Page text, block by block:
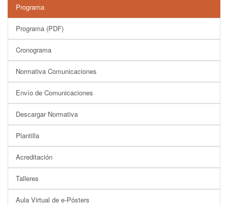
Programa
Programa (PDF)
Cronograma
Normativa Comunicaciones
Envío de Comunicaciones
Descargar Normativa
Plantilla
Acreditación
Talleres
Aula Virtual de e-Pósters